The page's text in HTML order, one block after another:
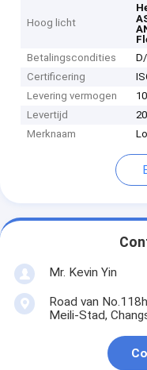
Hoog licht
Betalingscondities
Certificering
Levering vermogen
Levertijd
Merknaam
Mr. Kevin Yin
Road van
Meili-Stad,